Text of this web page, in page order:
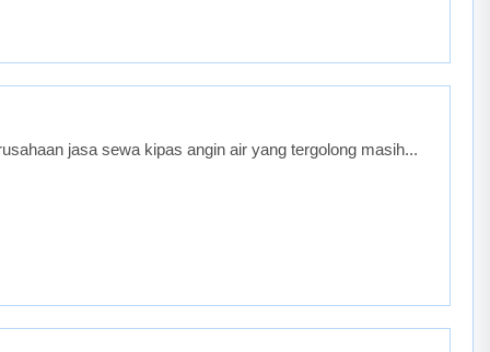
jasa sewa kipas angin air yang tergolong masih...